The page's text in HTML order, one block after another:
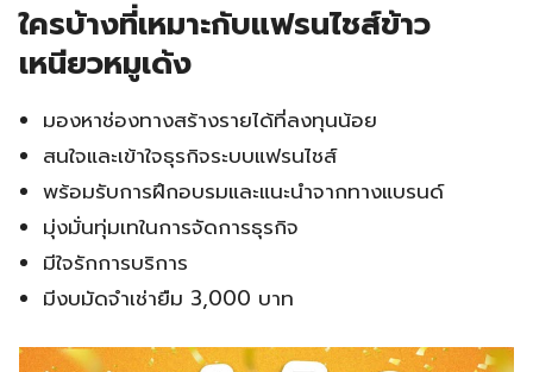
ใครบ้างที่เหมาะกับแฟรนไชส์ข้าว
เหนียวหมูเด้ง
มองหาช่องทางสร้างรายได้ที่ลงทุนน้อย
สนใจและเข้าใจธุรกิจระบบแฟรนไชส์
พร้อมรับการฝึกอบรมและแนะนำจากทางแบรนด์
มุ่งมั่นทุ่มเทในการจัดการธุรกิจ
มีใจรักการบริการ
มีงบมัดจำเช่ายืม 3,000 บาท